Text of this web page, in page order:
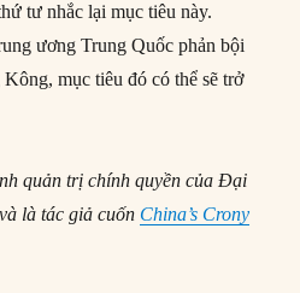
tư nhắc lại mục tiêu này.
ương Trung Quốc phản bội
mục tiêu đó có thể sẽ trở
quản trị chính quyền của Đại
là tác giả cuốn China’s Crony